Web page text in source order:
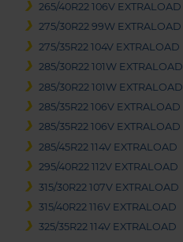
265/40R22 106V EXTRALOAD
275/30R22 99W EXTRALOAD
275/35R22 104V EXTRALOAD
285/30R22 101W EXTRALOAD
285/30R22 101W EXTRALOAD
285/35R22 106V EXTRALOAD
285/35R22 106V EXTRALOAD
285/45R22 114V EXTRALOAD
295/40R22 112V EXTRALOAD
315/30R22 107V EXTRALOAD
315/40R22 116V EXTRALOAD
325/35R22 114V EXTRALOAD